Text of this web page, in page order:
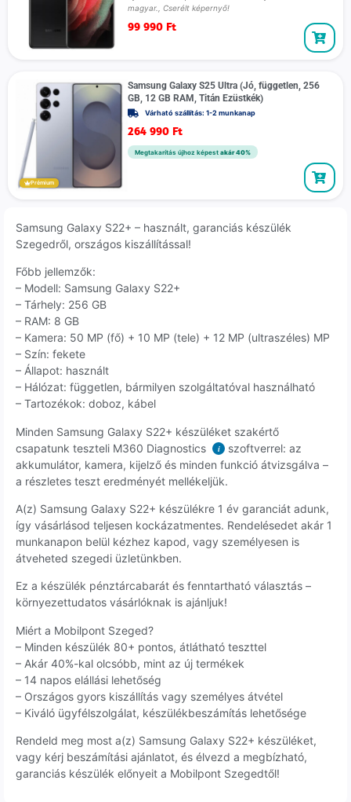
magyar., Cserélt képernyő!
99 990 Ft
Prémium
Samsung Galaxy S25 Ultra (Jó, független, 256
GB, 12 GB RAM, Titán Ezüstkék)
Várható szállítás: 1-2 munkanap
264 990 Ft
Megtakarítás újhoz képest akár 40%
Samsung Galaxy S22+ – használt, garanciás készülék
Szegedről, országos kiszállítással!
Főbb jellemzők:
– Modell: Samsung Galaxy S22+
– Tárhely: 256 GB
– RAM: 8 GB
– Kamera: 50 MP (fő) + 10 MP (tele) + 12 MP (ultraszéles) MP
– Szín: fekete
– Állapot: használt
– Hálózat: független, bármilyen szolgáltatóval használható
– Tartozékok: doboz, kábel
Minden Samsung Galaxy S22+ készüléket szakértő
csapatunk teszteli M360 Diagnostics
i
szoftverrel: az
akkumulátor, kamera, kijelző és minden funkció átvizsgálva –
a részletes teszt eredményét mellékeljük.
A(z) Samsung Galaxy S22+ készülékre 1 év garanciát adunk,
így vásárlásod teljesen kockázatmentes. Rendelésedet akár 1
munkanapon belül kézhez kapod, vagy személyesen is
átveheted szegedi üzletünkben.
Ez a készülék pénztárcabarát és fenntartható választás –
környezettudatos vásárlóknak is ajánljuk!
Miért a Mobilpont Szeged?
– Minden készülék 80+ pontos, átlátható teszttel
– Akár 40%-kal olcsóbb, mint az új termékek
– 14 napos elállási lehetőség
– Országos gyors kiszállítás vagy személyes átvétel
– Kiváló ügyfélszolgálat, készülékbeszámítás lehetősége
Rendeld meg most a(z) Samsung Galaxy S22+ készüléket,
vagy kérj beszámítási ajánlatot, és élvezd a megbízható,
garanciás készülék előnyeit a Mobilpont Szegedtől!